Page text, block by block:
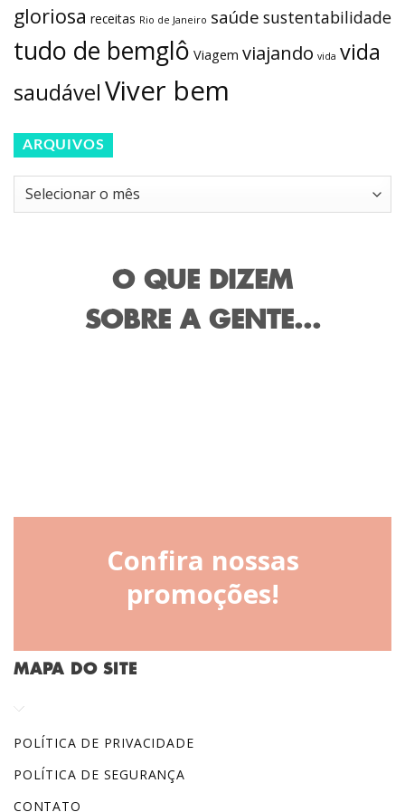
gloriosa receitas Rio de Janeiro saúde sustentabilidade
tudo de bemglô Viagem viajando vida vida
saudávelViver bem
ARQUIVOS
Arquivos
O QUE DIZEM
SOBRE A GENTE...
Confira nossas
promoções!
MAPA DO SITE
POLÍTICA DE PRIVACIDADE
POLÍTICA DE SEGURANÇA
CONTATO